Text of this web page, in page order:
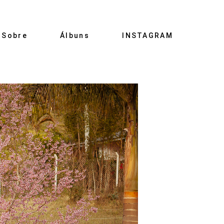
Sobre Álbuns INSTAGRAM